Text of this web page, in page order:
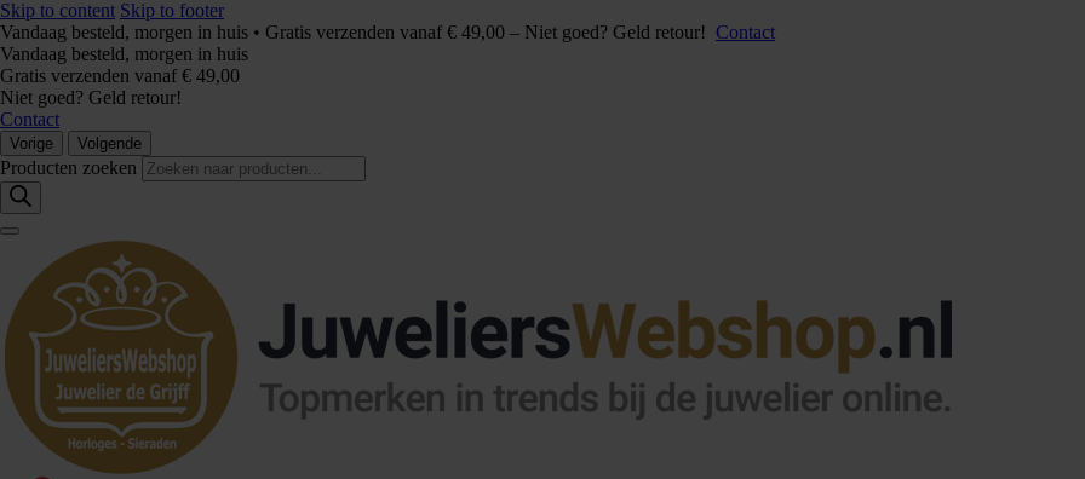
Skip to content Skip to footer
Vandaag besteld, morgen in huis • Gratis verzenden vanaf € 49,00 – Niet goed? Geld retour! Contact
Vandaag besteld, morgen in huis
Gratis verzenden vanaf € 49,00
Niet goed? Geld retour!
Contact
Vorige Volgende
Producten zoeken